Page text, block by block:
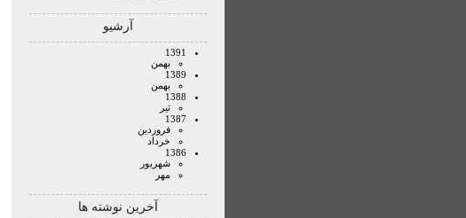
آرشیو
1391
بهمن
1389
بهمن
1388
تير
1387
فروردين
خرداد
1386
شهريور
مهر
آخرین نوشته ها